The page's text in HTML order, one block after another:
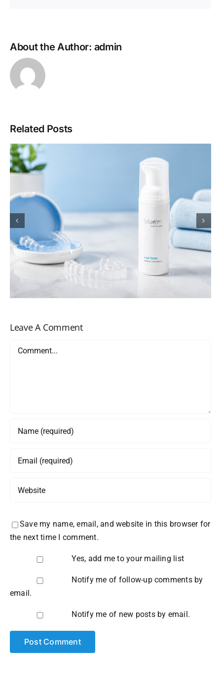
About the Author: admin
Related Posts
Tratamentul pentru ulcerații orale
Leave A Comment
Comment
Save my name, email, and website in this browser for
the next time I comment.
Yes, add me to your mailing list
Notify me of follow-up comments by
email.
Notify me of new posts by email.